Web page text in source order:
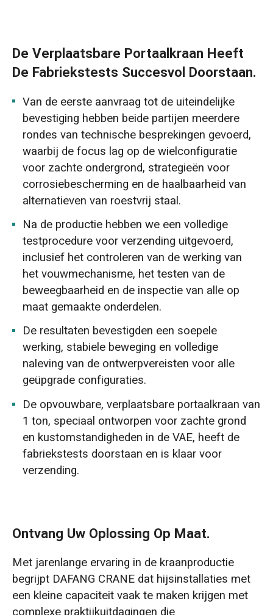
De Verplaatsbare Portaalkraan Heeft
De Fabriekstests Succesvol Doorstaan.
Van de eerste aanvraag tot de uiteindelijke
bevestiging hebben beide partijen meerdere
rondes van technische besprekingen gevoerd,
waarbij de focus lag op de wielconfiguratie
voor zachte ondergrond, strategieën voor
corrosiebescherming en de haalbaarheid van
alternatieven van roestvrij staal.
Na de productie hebben we een volledige
testprocedure voor verzending uitgevoerd,
inclusief het controleren van de werking van
het vouwmechanisme, het testen van de
beweegbaarheid en de inspectie van alle op
maat gemaakte onderdelen.
De resultaten bevestigden een soepele
werking, stabiele beweging en volledige
naleving van de ontwerpvereisten voor alle
geüpgrade configuraties.
De opvouwbare, verplaatsbare portaalkraan van
1 ton, speciaal ontworpen voor zachte grond
en kustomstandigheden in de VAE, heeft de
fabriekstests doorstaan en is klaar voor
verzending.
Ontvang Uw Oplossing Op Maat.
Met jarenlange ervaring in de kraanproductie
begrijpt DAFANG CRANE dat hijsinstallaties met
een kleine capaciteit vaak te maken krijgen met